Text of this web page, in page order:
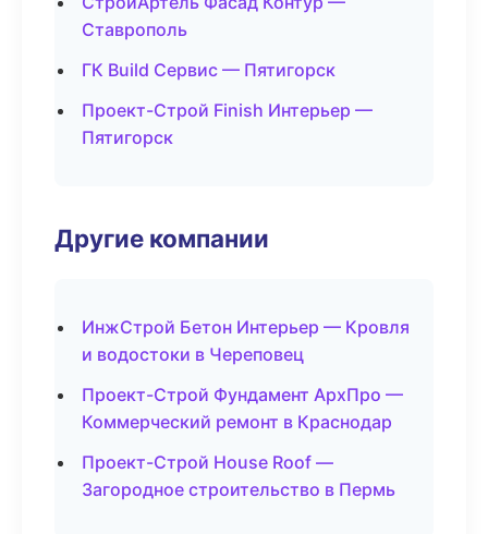
Ставрополь
ГК Build Сервис — Пятигорск
Проект-Строй Finish Интерьер —
Пятигорск
Другие компании
ИнжСтрой Бетон Интерьер — Кровля
и водостоки в Череповец
Проект-Строй Фундамент АрхПро —
Коммерческий ремонт в Краснодар
Проект-Строй House Roof —
Загородное строительство в Пермь